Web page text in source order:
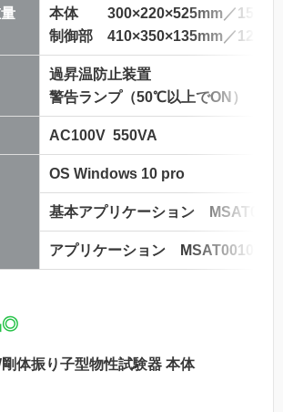
本体 300×220×525mm／15kg
制御部 410×350×135mm／12kg
過昇温防止装置
警告ランプ（50℃以上でON）
AC100V 550VA
OS Windows 10 pro
基本アプリケーション
アプリケーション MSAT0010V2
◎
体振り子型物性試験器 本体